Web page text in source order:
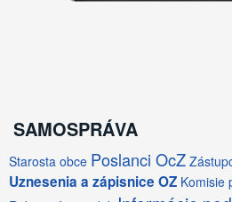
SAMOSPRÁVA
Starosta obce Poslanci OcZ
Uznesenia a zápisnice OZ Komisie